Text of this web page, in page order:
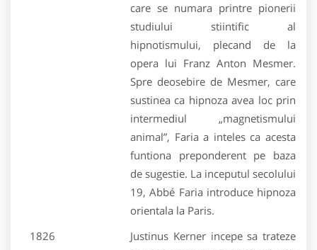
care se numara printre pionerii
studiului stiintific al
hipnotismului, plecand de la
opera lui Franz Anton Mesmer.
Spre deosebire de Mesmer, care
sustinea ca hipnoza avea loc prin
intermediul „magnetismului
animal”, Faria a inteles ca acesta
funtiona preponderent pe baza
de sugestie. La inceputul secolului
19, Abbé Faria introduce hipnoza
orientala la Paris.
1826
Justinus Kerner incepe sa trateze